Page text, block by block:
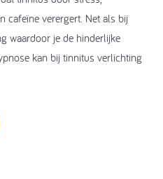
cafeïne verergert. Net als bij
waardoor je de hinderlijke
kan bij tinnitus verlichting